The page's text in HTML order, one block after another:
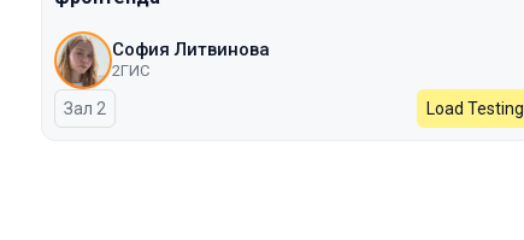
София Литвинова
2ГИС
Зал 2 Load Testing